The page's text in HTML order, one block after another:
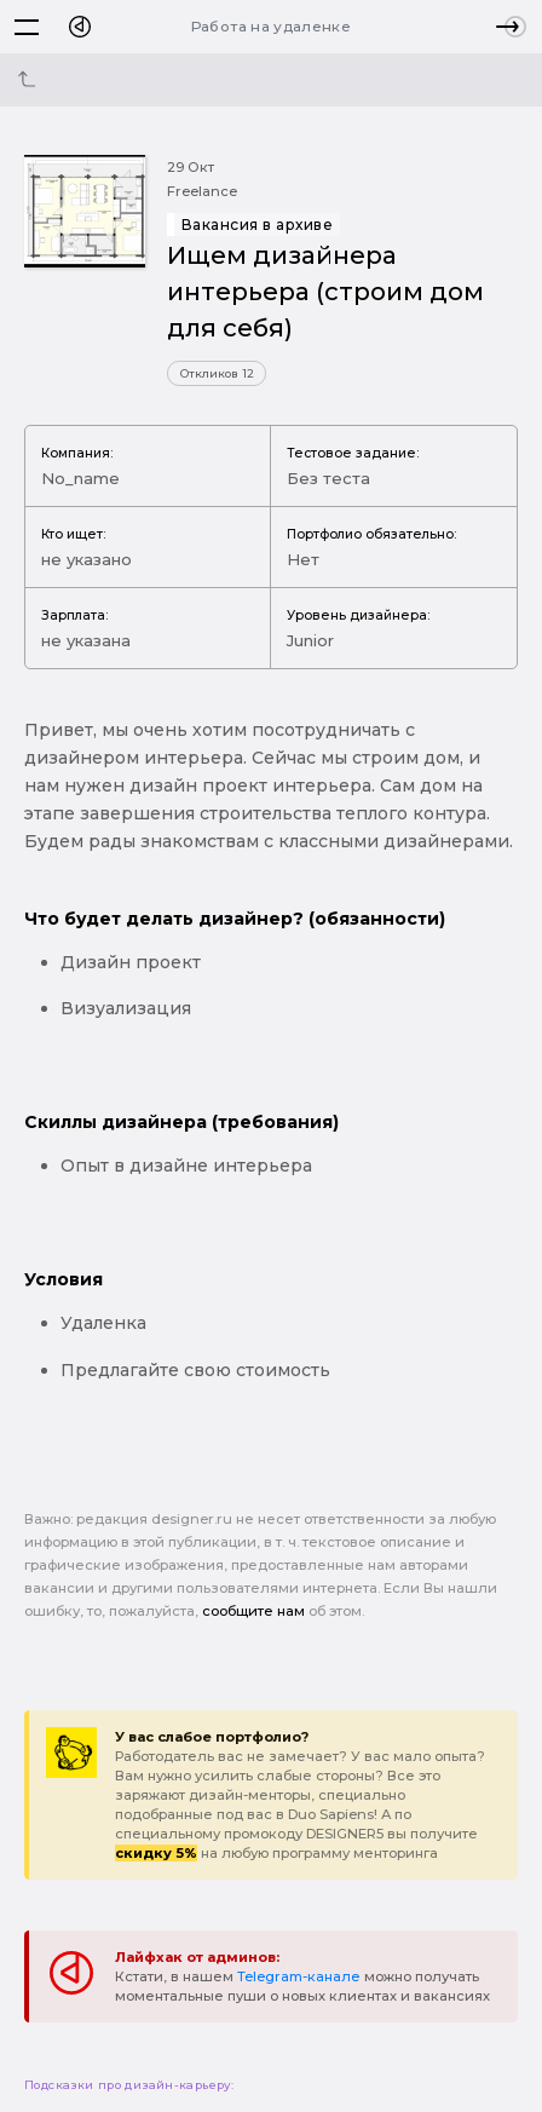
Работа на удаленке
29 Окт
Freelance
Вакансия в архиве
Ищем дизайнера
интерьера (строим дом
для себя)
Откликов 12
Компания:
No_name
Тестовое задание:
Без теста
Кто ищет:
не указано
Портфолио обязательно:
Нет
Зарплата:
не указана
Уровень дизайнера:
Junior
Привет, мы очень хотим посотрудничать с
дизайнером интерьера. Сейчас мы строим дом, и
нам нужен дизайн проект интерьера. Сам дом на
этапе завершения строительства теплого контура.
Будем рады знакомствам с классными дизайнерами.
Что будет делать дизайнер? (обязанности)
Дизайн проект
Визуализация
Скиллы дизайнера (требования)
Опыт в дизайне интерьера
Условия
Удаленка
Предлагайте свою стоимость
Важно: pедакция designer.ru не несет ответственности за любую
информацию в этой публикации, в т. ч. текстовое описание и
графические изображения, предоставленные нам авторами
вакансии и другими пользователями интернета. Если Вы нашли
ошибку, то, пожалуйста, сообщите нам об этом.
У вас слабое портфолио?
Работодатель вас не замечает? У вас мало опыта?
Вам нужно усилить слабые стороны? Все это
заряжают дизайн-менторы, специально
подобранные под вас в Duo Sapiens! А по
специальному промокоду DESIGNER5 вы получите
скидку 5% на любую программу менторинга
Лайфхак от админов:
Кстати, в нашем Telegram-канале можно получать
моментальные пуши о новых клиентах и вакансиях
Подсказки про дизайн-карьеру: